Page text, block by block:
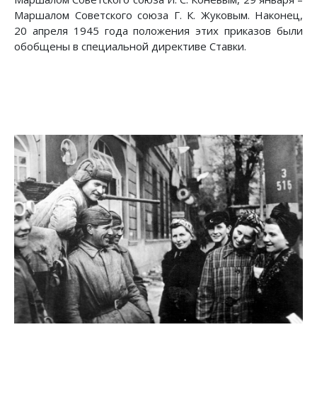
Маршалом Советского союза Г. К. Жуковым. Наконец,
20 апреля 1945 года положения этих приказов были
обобщены в специальной директиве Ставки.